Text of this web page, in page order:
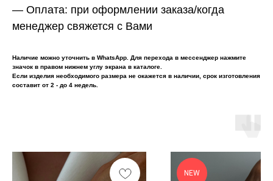
— Оплата: при оформлении заказа/когда
менеджер свяжется с Вами
Наличие можно уточнить в WhatsApp. Для перехода в мессенджер нажмите
значок в правом нижнем углу экрана в каталоге.
Если изделия необходимого размера не окажется в наличии, срок изготовления
составит от 2 - до 4 недель.
NEW